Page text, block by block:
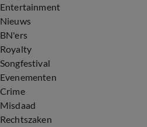
Entertainment
Nieuws
BN'ers
Royalty
Songfestival
Evenementen
Crime
Misdaad
Rechtszaken